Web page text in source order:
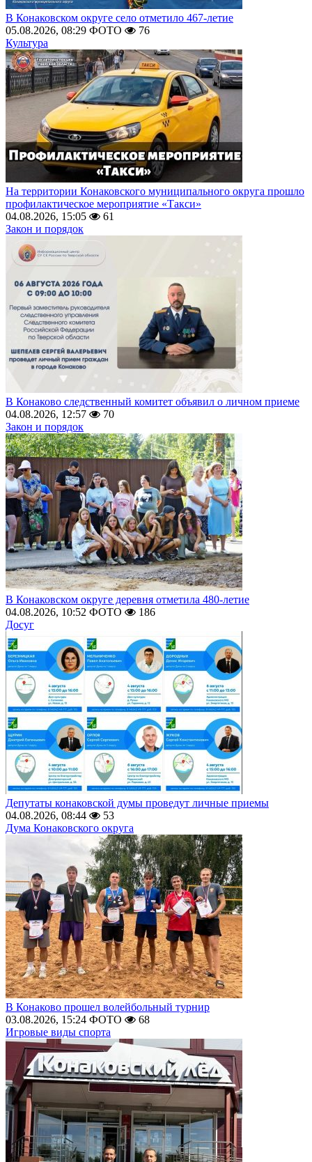
В Конаковском округе село отметило 467-летие
05.08.2026, 08:29 ФОТО
76
Культура
На территории Конаковского муниципального округа прошло
профилактическое мероприятие «Такси»
04.08.2026, 15:05
61
Закон и порядок
В Конаково следственный комитет объявил о личном приеме
04.08.2026, 12:57
70
Закон и порядок
В Конаковском округе деревня отметила 480-летие
04.08.2026, 10:52 ФОТО
186
Досуг
Депутаты конаковской думы проведут личные приемы
04.08.2026, 08:44
53
Дума Конаковского округа
В Конаково прошел волейбольный турнир
03.08.2026, 15:24 ФОТО
68
Игровые виды спорта